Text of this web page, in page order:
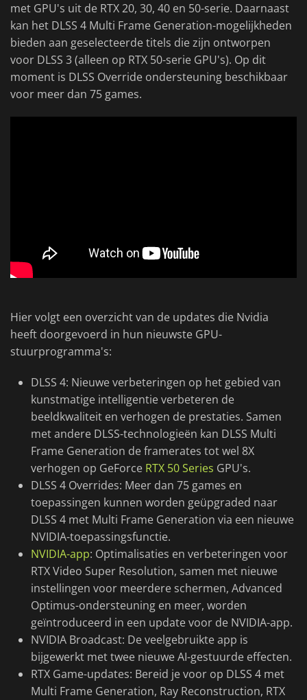
met GPU's uit de RTX 20, 30, 40 en 50-serie. Daarnaast
kan het DLSS 4 Multi Frame Generation-mogelijkheden
bieden aan geselecteerde titels die zijn ontworpen
voor DLSS 3 (alleen op RTX 50-serie GPU's). Op dit
moment is DLSS Override ondersteuning beschikbaar
voor meer dan 75 games.
Hier volgt een overzicht van de updates die Nvidia
heeft doorgevoerd in hun nieuwste GPU-
stuurprogramma's:
DLSS 4: Nieuwe verbeteringen op het gebied van
kunstmatige intelligentie verbeteren de
beeldkwaliteit en verhogen de prestaties. Samen
met andere DLSS-technologieën kan DLSS Multi
Frame Generation de framerates tot wel 8X
verhogen op GeForce RTX 50 Series GPU's.
DLSS 4 Overrides: Meer dan 75 games en
toepassingen kunnen worden geüpgraded naar
DLSS 4 met Multi Frame Generation via een nieuwe
NVIDIA-toepassingsfunctie.
NVIDIA-app: Optimalisaties en verbeteringen voor
RTX Video Super Resolution, samen met nieuwe
instellingen voor meerdere schermen, Advanced
Optimus-ondersteuning en meer, worden
geïntroduceerd in een update voor de NVIDIA-app.
NVIDIA Broadcast: De veelgebruikte app is
bijgewerkt met twee nieuwe AI-gestuurde effecten.
RTX Game-updates: Bereid je voor op DLSS 4 met
Multi Frame Generation, Ray Reconstruction, RTX